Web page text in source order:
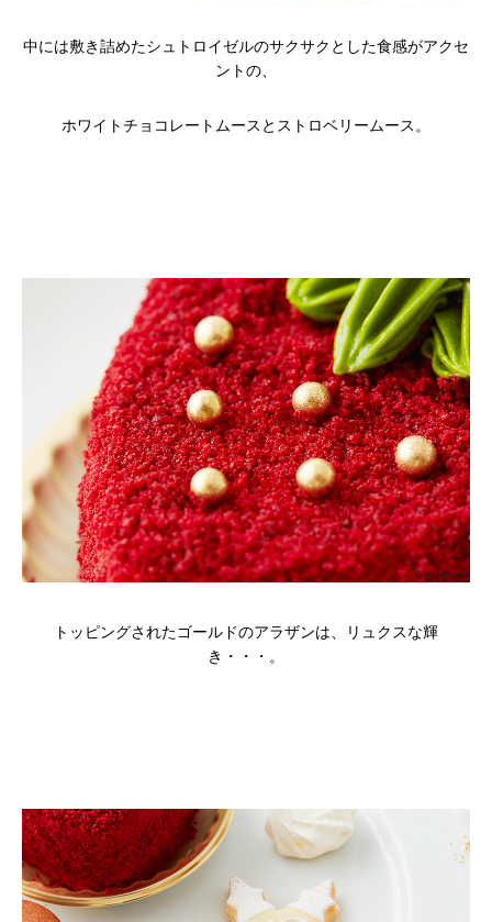
中には敷き詰めたシュトロイゼルのサクサクとした食感がアクセ
ントの、
ホワイトチョコレートムースとストロベリームース。
トッピングされたゴールドのアラザンは、リュクスな輝
き・・・。